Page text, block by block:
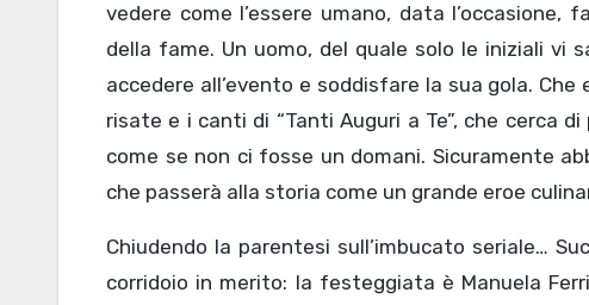
vedere come l’essere umano, data
della fame. Un uomo, del quale solo le iniziali vi
accedere all’evento e soddisfare la sua gola.
risate e i canti di “Tanti Auguri a Te”, che cerca
come se non ci fosse un domani. Sicuramente
che passerà alla storia come un grande eroe
Chiudendo la parentesi sull’imbucato seriale…
corridoio in merito: la festeggiata è Manuela